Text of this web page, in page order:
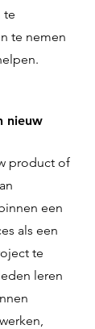
te
te nemen
nieuw
product of
een
als een
te
leren